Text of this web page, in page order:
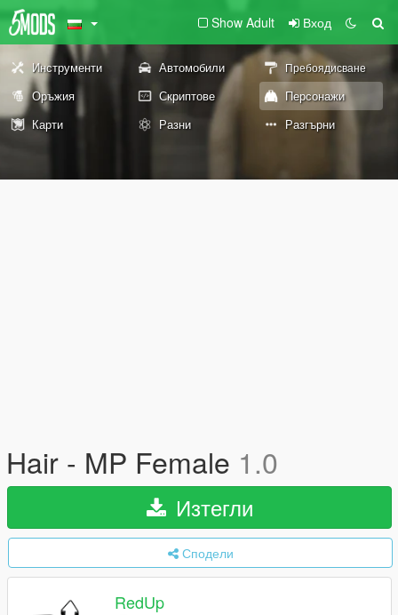
Show Adult Вход
Инструменти Автомобили Пребоядисване
Оръжия Скриптове
Персонажи
Карти
Разни Разгърни
Hair - MP Female 1.0
Изтегли
Сподели
RedUp